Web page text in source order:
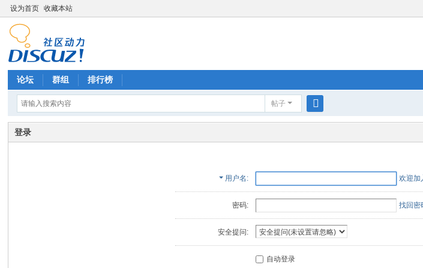
设为首页 收藏本站
论坛 群组 排行榜
帖子
搜
登录
用户名 欢迎加
密码: 找回密
安全提问:
自动登录